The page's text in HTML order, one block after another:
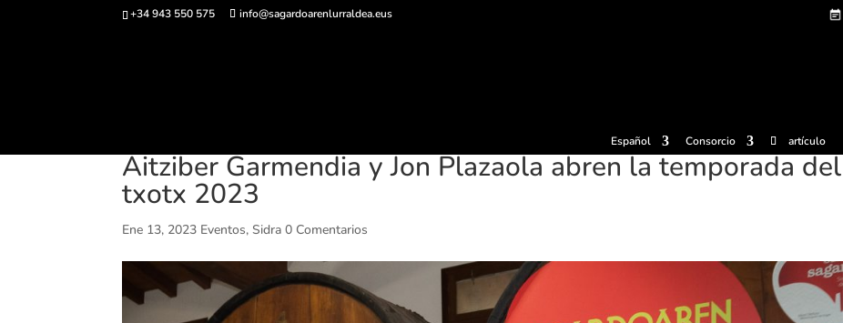
+34 943 550 575 info@sagardoarenlurraldea.eus
Español Consorcio artículo
Aitziber Garmendia y Jon Plazaola abren la temporada del
txotx 2023
Ene 13, 2023 Eventos,Sidra 0 Comentarios